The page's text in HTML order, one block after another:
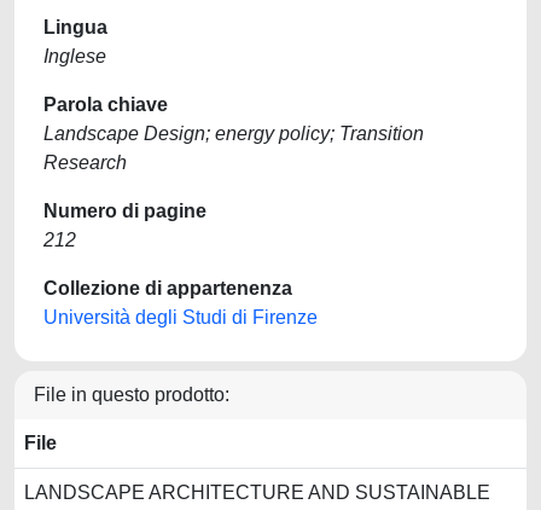
Lingua
Inglese
Parola chiave
Landscape Design; energy policy; Transition
Research
Numero di pagine
212
Collezione di appartenenza
Università degli Studi di Firenze
File in questo prodotto:
File
LANDSCAPE ARCHITECTURE AND SUSTAINABLE